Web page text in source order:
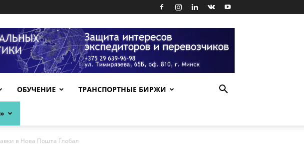
ОБУЧЕНИЕ ТРАНСПОРТНЫЕ БИРЖИ
в Нова Пошта Глобал